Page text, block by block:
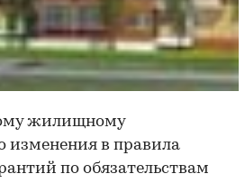
жилищному
изменения в правила
по обязательствам